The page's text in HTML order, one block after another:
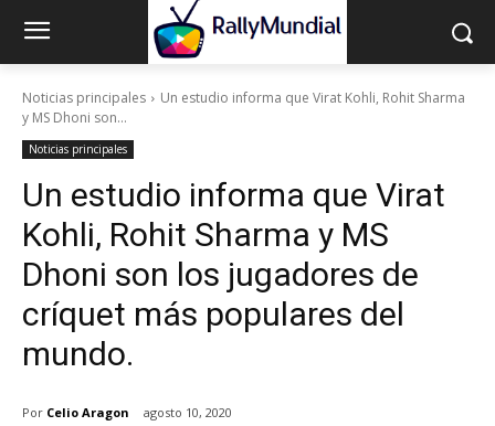
Noticias principales
Un estudio informa que Virat Kohli, Rohit Sharma
y MS Dhoni son...
Noticias principales
Un estudio informa que Virat
Kohli, Rohit Sharma y MS
Dhoni son los jugadores de
críquet más populares del
mundo.
Por Celio Aragon agosto 10, 2020